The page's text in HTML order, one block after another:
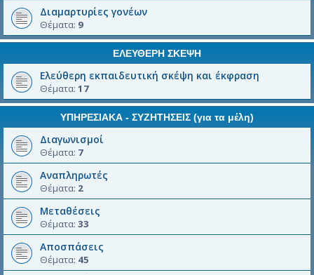
Διαμαρτυρίες γονέων
Θέματα: 9
ΕΛΕΥΘΕΡΗ ΣΚΕΨΗ
Ελεύθερη εκπαιδευτική σκέψη και έκφραση
Θέματα: 17
ΥΠΗΡΕΣΙΑΚΑ - ΣΥΖΗΤΗΣΕΙΣ (για τα μέλη)
Διαγωνισμοί
Θέματα: 7
Αναπληρωτές
Θέματα: 2
Μεταθέσεις
Θέματα: 33
Αποσπάσεις
Θέματα: 45